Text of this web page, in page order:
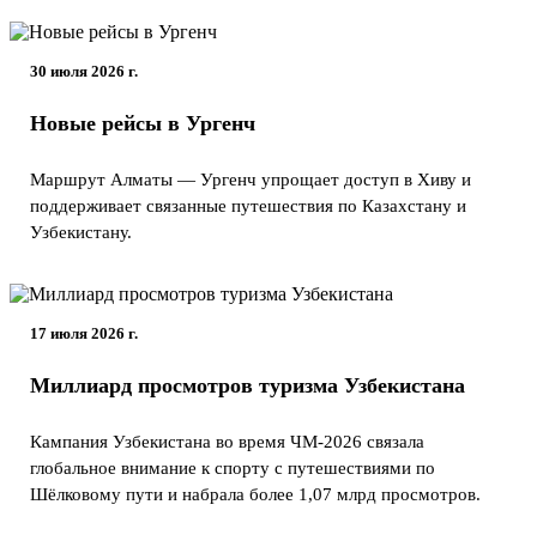
30 июля 2026 г.
Новые рейсы в Ургенч
Маршрут Алматы — Ургенч упрощает доступ в Хиву и
поддерживает связанные путешествия по Казахстану и
Узбекистану.
17 июля 2026 г.
Миллиард просмотров туризма Узбекистана
Кампания Узбекистана во время ЧМ-2026 связала
глобальное внимание к спорту с путешествиями по
Шёлковому пути и набрала более 1,07 млрд просмотров.